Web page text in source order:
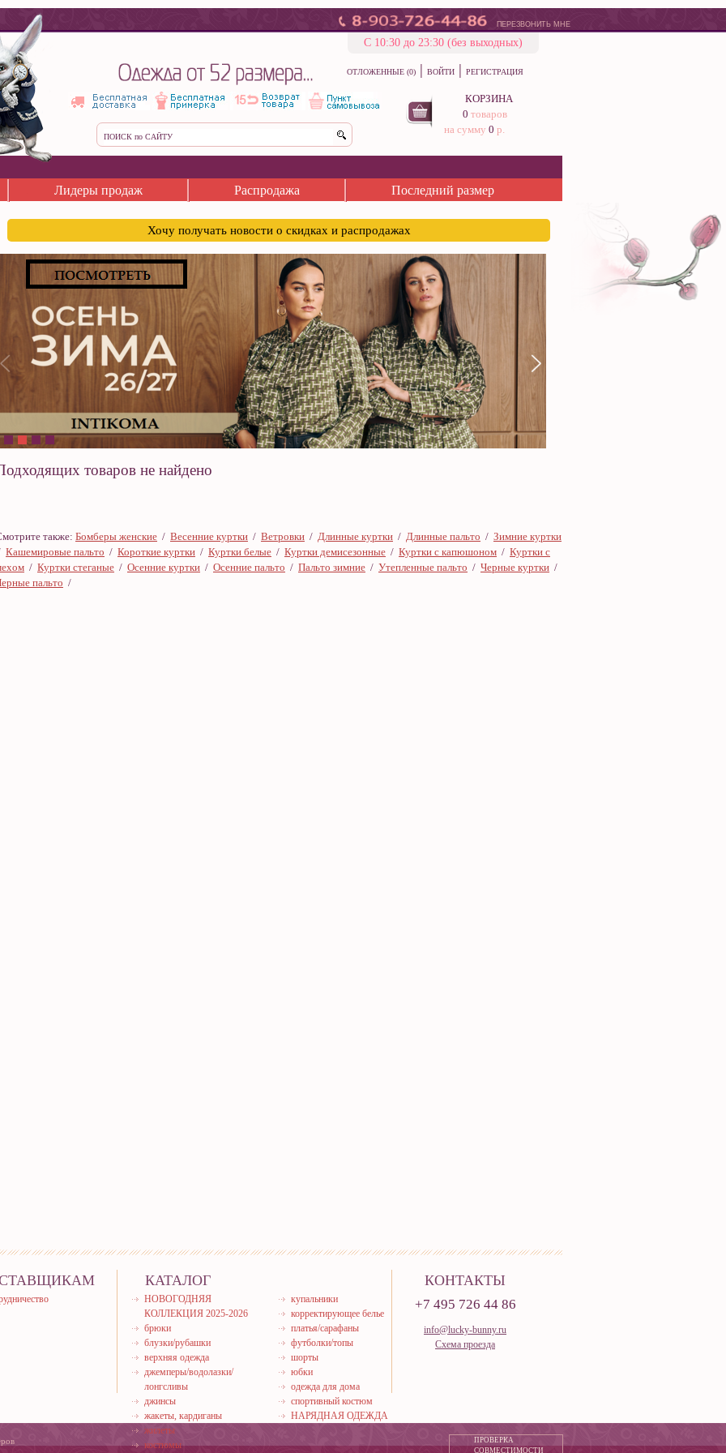
ПЕРЕЗВОНИТЬ МНЕ
С 10:30 до 23:30 (без выходных)
ОТЛОЖЕННЫЕ (0) | ВОЙТИ | РЕГИСТРАЦИЯ
КОРЗИНА
0 товаров
на сумму 0 р.
Лидеры продаж Распродажа Последний размер
Хочу получать новости о скидках и распродажах
товаров не найдено
также: Бомберы женские / Весенние куртки / Ветровки / Длинные куртки / Длинные пальто / Зимние куртки
Кашемировые пальто / Короткие куртки / Куртки белые / Куртки демисезонные / Куртки с капюшоном / Куртки с
/ Куртки стеганые / Осенние куртки / Осенние пальто / Пальто зимние / Утепленные пальто / Черные куртки /
пальто /
КАТАЛОГ
НОВОГОДНЯЯ
КОЛЛЕКЦИЯ 2025-2026
брюки
блузки/рубашки
верхняя одежда
джемперы/водолазки/
лонгсливы
джинсы
жакеты, кардиганы
жилеты
костюмы
купальники
корректирующее белье
платья/сарафаны
футболки/топы
шорты
юбки
одежда для дома
спортивный костюм
НАРЯДНАЯ ОДЕЖДА
КОНТАКТЫ
+7 495 726 44 86
info@lucky-bunny.ru
Схема проезда
ПРОВЕРКА
СОВМЕСТИМОСТИ